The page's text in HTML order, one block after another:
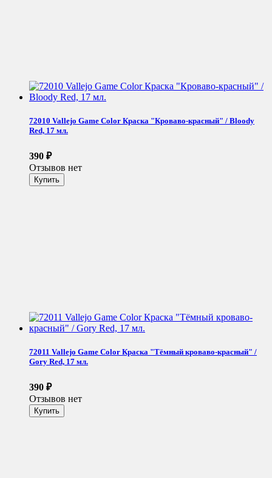
72010 Vallejo Game Color Краска "Кроваво-красный" / Bloody
Red, 17 мл.
390 ₽
Отзывов нет
72011 Vallejo Game Color Краска "Тёмный кроваво-красный" /
Gory Red, 17 мл.
390 ₽
Отзывов нет